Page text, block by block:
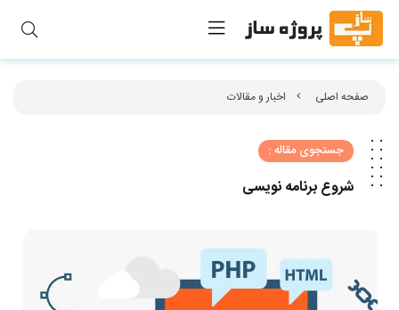
صفحه اصلی اخبار و مقالات
جستجوی مقاله :
شروع برنامه‌ نویسی